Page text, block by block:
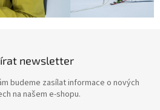
ý
u
newsletter
budeme zasílat informace o nových
na našem e-shopu.